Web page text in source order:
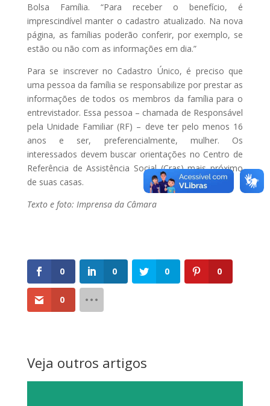
Bolsa Família. “Para receber o benefício, é
imprescindível manter o cadastro atualizado. Na nova
página, as famílias poderão conferir, por exemplo, se
estão ou não com as informações em dia.”
Para se inscrever no Cadastro Único, é preciso que
uma pessoa da família se responsabilize por prestar as
informações de todos os membros da família para o
entrevistador. Essa pessoa – chamada de Responsável
pela Unidade Familiar (RF) – deve ter pelo menos 16
anos e ser, preferencialmente, mulher. Os
interessados devem buscar orientações no Centro de
Referência de Assistência Social (Cras) mais próximo
de suas casas.
Texto e foto: Imprensa da Câmara
0 0 0 0
0
Veja outros artigos